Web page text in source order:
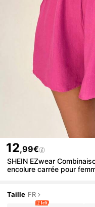
12,99€
SHEIN EZwear
encolure carrée pour
Taille FR
2 left